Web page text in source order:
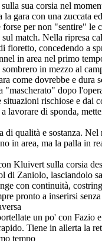
sua corsia nel
la gara con una zuccata
forse per non "sentire" le
match. Nella ripresa
fioretto, concedendo a
in area nel primo
in mezzo al
come dovrebbe e dura
"mascherato" dopo
situazioni rischiose e dai
lavorare di sponda,
di qualità e sostanza.
in area, ma la palla in
Kluivert sulla corsia
di Zaniolo, lasciandolo
con continuità,
pronto a inserirsi
un po' con Fazio
Tiene in allerta la
tempo